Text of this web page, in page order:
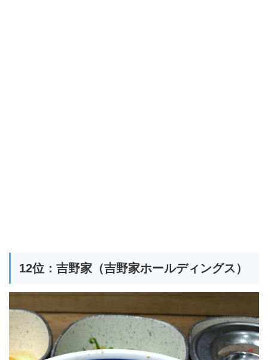
12位：吉野家（吉野家ホールディングス）